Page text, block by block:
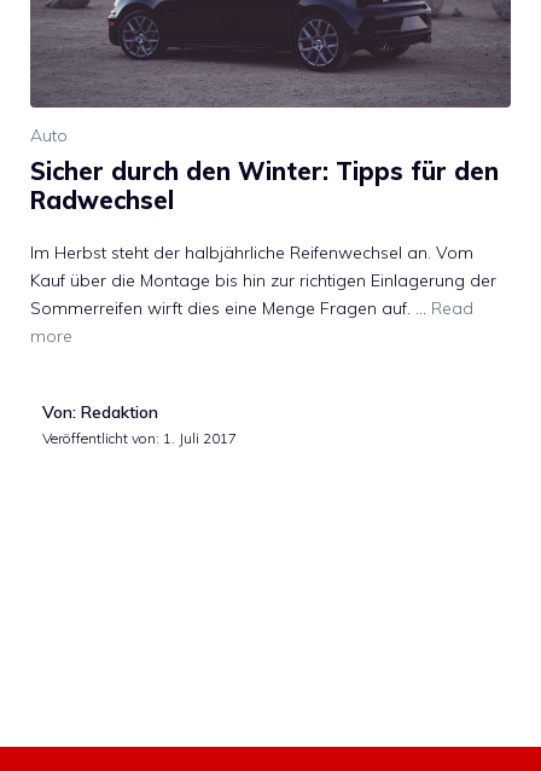
Auto
Sicher durch den Winter: Tipps für den
Radwechsel
Im Herbst steht der halbjährliche Reifenwechsel an. Vom
Kauf über die Montage bis hin zur richtigen Einlagerung der
Sommerreifen wirft dies eine Menge Fragen auf. … Read
more
Von: Redaktion
Veröffentlicht von: 1. Juli 2017